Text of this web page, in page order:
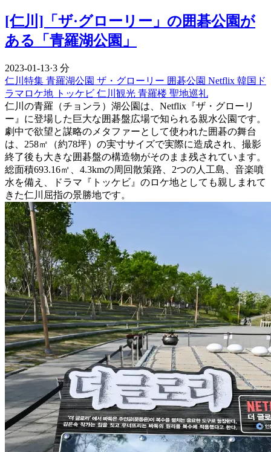
[仁川]「ザ·グローリー」の囲碁公園が
ある「青羅湖公園」
2023-01-13·3 分
仁川特集 青羅湖公園 ザ・グローリー 囲碁公園 Netflix 韓国ド
ラマロケ地 トッケビ 仁川観光 青羅楼 聖地巡礼
仁川の青羅（チョンラ）湖公園は、Netflix『ザ・グローリ
ー』に登場した巨大な囲碁盤広場で知られる親水公園です。
劇中で欲望と謀略のメタファーとして使われた囲碁の舞台
は、258㎡（約78坪）の実寸サイズで実際に造成され、撮影
終了後も大きな囲碁盤の構造物がそのまま残されています。
総面積693.16㎡、4.3kmの周回散策路、2つの人工島、音楽噴
水を備え、ドラマ『トッケビ』のロケ地としても親しまれて
きた仁川屈指の景勝地です。